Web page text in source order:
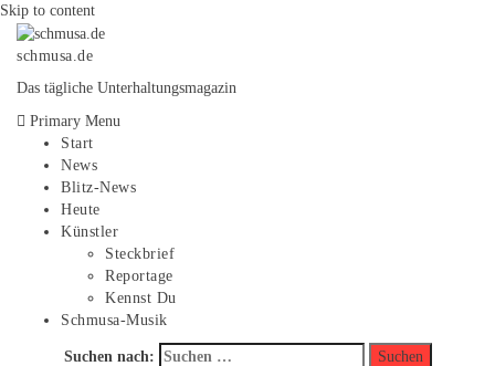
Skip to content
schmusa.de
Das tägliche Unterhaltungsmagazin
Primary Menu
Start
News
Blitz-News
Heute
Künstler
Steckbrief
Reportage
Kennst Du
Schmusa-Musik
Suchen nach: